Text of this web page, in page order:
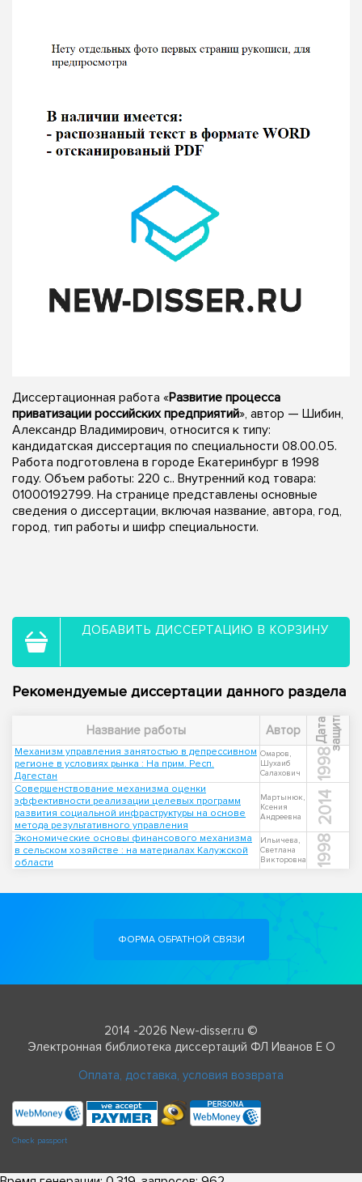
Диссертационная работа «Развитие процесса
приватизации российских предприятий», автор — Шибин,
Александр Владимирович, относится к типу:
кандидатская диссертация по специальности 08.00.05.
Работа подготовлена в городе Екатеринбург в 1998
году. Объем работы: 220 с.. Внутренний код товара:
01000192799. На странице представлены основные
сведения о диссертации, включая название, автора, год,
город, тип работы и шифр специальности.
ДОБАВИТЬ ДИССЕРТАЦИЮ В КОРЗИНУ
Рекомендуемые диссертации данного раздела
Название работы Автор Д
а
т
а
з
а
щ
и
т ы
Механизм управления занятостью в депрессивном
регионе в условиях рынка : На прим. Респ.
Дагестан
Омаров,
Шухаиб
Салахович
1998
Совершенствование механизма оценки
эффективности реализации целевых программ
развития социальной инфраструктуры на основе
метода результативного управления
Мартынюк,
Ксения
Андреевна
2014
Экономические основы финансового механизма
в сельском хозяйстве : на материалах Калужской
области
Ильичева,
Светлана
Викторовна
1998
ФОРМА ОБРАТНОЙ СВЯЗИ
2014 -2026 New-disser.ru ©
Электронная библиотека диссертаций ФЛ Иванов Е О
Оплата, доставка, условия возврата
Check passport